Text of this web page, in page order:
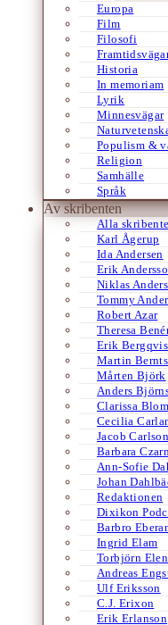
Europa
Film
Filosofi
Historia
In memoriam
Lyrik
Minnesvägar
Populism &
Religion
Samhälle
Språk
Av skribenten
Alla
Karl Ågerup
Ida Andersen
Erik
Niklas
Tommy
Robert Azar
Theresa
Erik
Martin
Mårten Björk
Anders
Clarissa
Cecilia
Jacob Carlson
Barbara
Ann-Sofie
Johan
Redaktionen
Dixikon
Barbro
Ingrid Elam
Torbjörn
Andreas
Ulf Eriksson
C.J. Erixon
Erik Erlanson